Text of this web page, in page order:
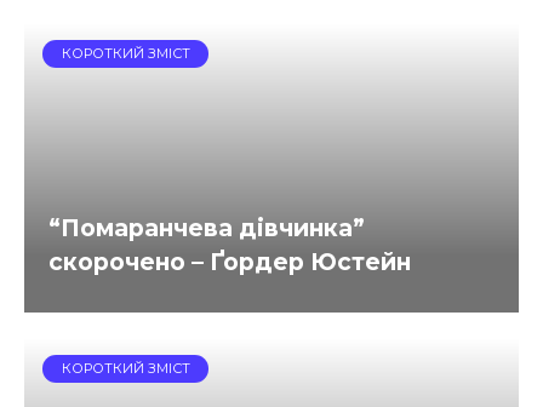
КОРОТКИЙ ЗМІСТ
“Помаранчева дівчинка”
скорочено – Ґордер Юстейн
КОРОТКИЙ ЗМІСТ